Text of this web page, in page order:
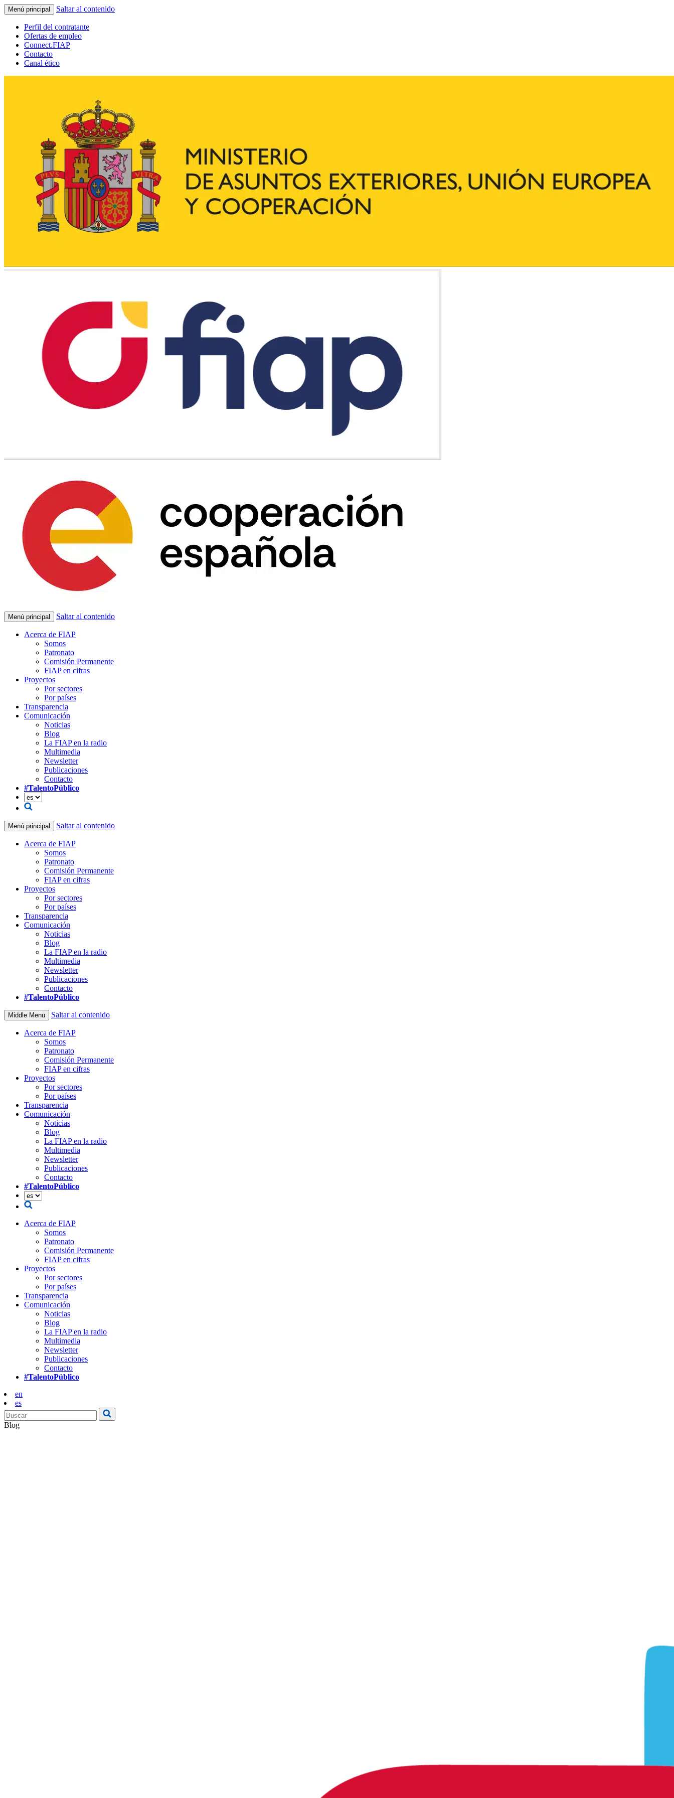
Menú principal Saltar al contenido
Perfil del contratante
Ofertas de empleo
Connect.FIAP
Contacto
Canal ético
Menú principal Saltar al contenido
Acerca de FIAP
Somos
Patronato
Comisión Permanente
FIAP en cifras
Proyectos
Por sectores
Por países
Transparencia
Comunicación
Noticias
Blog
La FIAP en la radio
Multimedia
Newsletter
Publicaciones
Contacto
#TalentoPúblico
Menú principal Saltar al contenido
Acerca de FIAP
Somos
Patronato
Comisión Permanente
FIAP en cifras
Proyectos
Por sectores
Por países
Transparencia
Comunicación
Noticias
Blog
La FIAP en la radio
Multimedia
Newsletter
Publicaciones
Contacto
#TalentoPúblico
Middle Menu Saltar al contenido
Acerca de FIAP
Somos
Patronato
Comisión Permanente
FIAP en cifras
Proyectos
Por sectores
Por países
Transparencia
Comunicación
Noticias
Blog
La FIAP en la radio
Multimedia
Newsletter
Publicaciones
Contacto
#TalentoPúblico
Acerca de FIAP
Somos
Patronato
Comisión Permanente
FIAP en cifras
Proyectos
Por sectores
Por países
Transparencia
Comunicación
Noticias
Blog
La FIAP en la radio
Multimedia
Newsletter
Publicaciones
Contacto
#TalentoPúblico
en
es
Blog